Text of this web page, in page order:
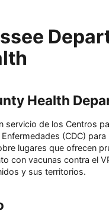
Health
servicio de los Centros
(CDC) para
lugares que ofrecen
con vacunas contra el
y sus territorios.